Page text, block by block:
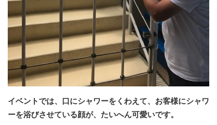
イベントでは、口にシャワーをくわえて、お客様にシャワ
ーを浴びさせている顔が、 たいへん可愛いです。